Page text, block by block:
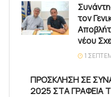
τον
νέου
1
ΠΡΟΣΚΛΗΣΗ ΣΕ
2025 ΣΤΑ ΓΡΑΦΕΙΑ